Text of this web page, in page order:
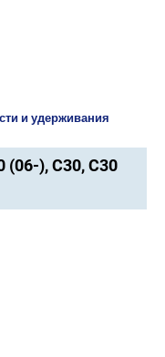
и удерживания
(06-), C30, C30